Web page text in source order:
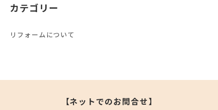
カテゴリー
リフォームについて
【ネットでのお問合せ】